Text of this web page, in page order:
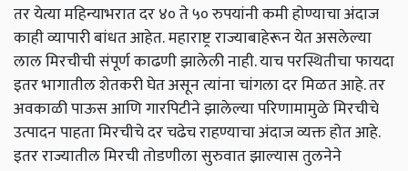
तर येत्या महिन्याभरात दर ४० ते ५० रुपयांनी कमी होण्याचा अंदाज
काही व्यापारी बांधत आहेत.महाराष्ट्र राज्याबाहेरून येत असलेल्या
लाल मिरचीची संपूर्ण काढणी झालेली नाही. याच परस्थितीचा फायदा
इतर भागातील शेतकरी घेत असून त्यांना चांगला दर मिळत आहे. तर
अवकाळी पाऊस आणि गारपिटीने झालेल्या परिणामामुळे मिरचीचे
उत्पादन पाहता मिरचीचे दर चढेच राहण्याचा अंदाज व्यक्त होत आहे.
इतर राज्यातील मिरची तोडणीला सुरुवात झाल्यास तुलनेने